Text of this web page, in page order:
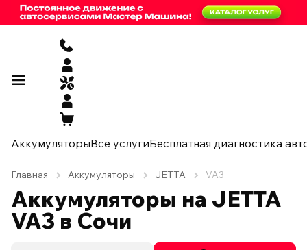
АккумуляторыВсе услугиБесплатная диагностика
Главная Аккумуляторы JETTA VA3
Аккумуляторы на JETTA
VA3 в Сочи